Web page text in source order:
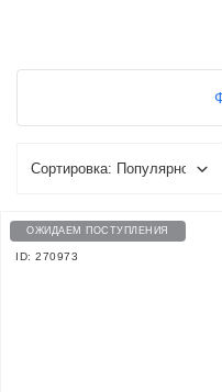
ОЖИДАЕМ ПОСТУПЛЕНИЯ
ID: 270973